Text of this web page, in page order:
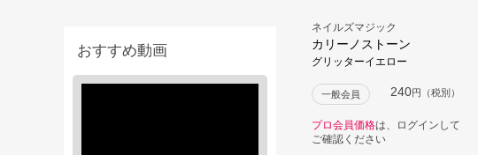
おすすめ動画
ネイルズマジック
カリーノストーン
グリッターイエロー
一般会員 240円（税別）
プロ会員価格は、ログインして
ご確認ください